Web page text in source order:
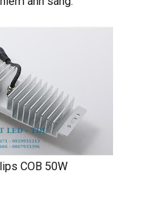
COB 50W